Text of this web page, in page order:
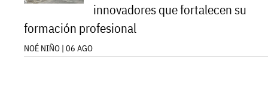
innovadores que fortalecen su
formación profesional
NOÉ NIÑO | 06 AGO